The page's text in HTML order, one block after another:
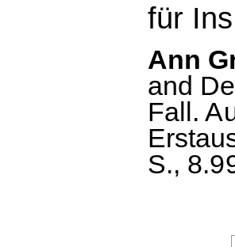
für
Ann
and
Fall.
S.,